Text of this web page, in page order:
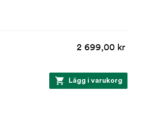
2 699,00 kr
Lägg i varukorg